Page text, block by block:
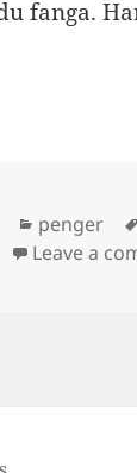
fanga.
Categories
penger
Leave a